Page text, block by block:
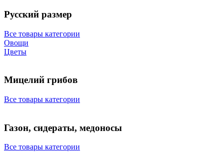
Русский размер
Все товары категории
Овощи
Цветы
Мицелий грибов
Все товары категории
Газон, сидераты, медоносы
Все товары категории